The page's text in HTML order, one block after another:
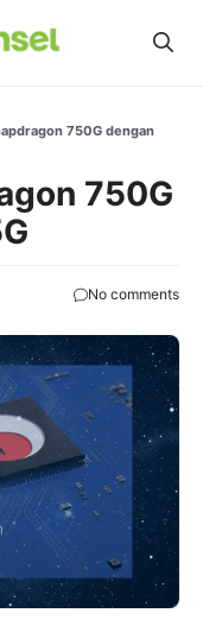
750G dengan
750G
No comments